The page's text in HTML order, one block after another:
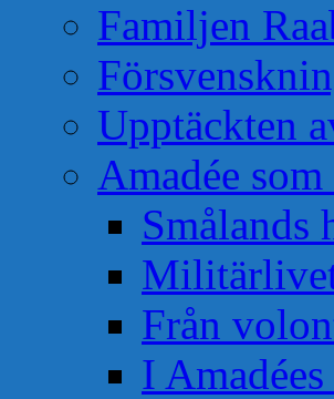
Familjen
Upptäckten
Amadée
Smålands
Från
I